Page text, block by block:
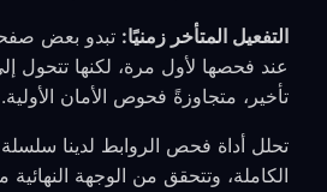
التفعيل المتأخر زمنيًا: تبدو بعض
عند فحصها لأول مرة، لكنها تتحول
تأخير، متجاوزةً فحوص الأمان الأولية.
تحلل أداة فحص الروابط لدينا سلسلة
الكاملة، وتتحقق من الوجهة النهائية